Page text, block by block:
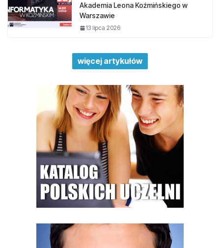
Akademia Leona Koźmińskiego w
Warszawie
13 lipca 2026
więcej artykułów